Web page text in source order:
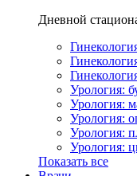
Дневной
Урология:
Урология:
Урология:
Урология:
Урология:
Показать все